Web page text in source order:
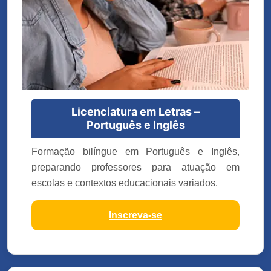
Licenciatura em Letras –
Português e Inglês
Formação bilíngue em Português e Inglês,
preparando professores para atuação em
escolas e contextos educacionais variados.
Inscreva-se